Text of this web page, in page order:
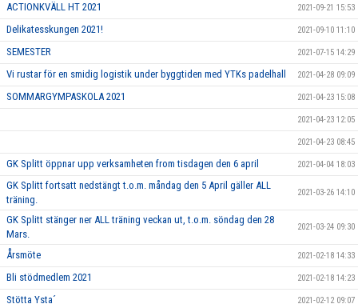
ACTIONKVÄLL HT 2021 2021-09-21 15:53
Delikatesskungen 2021! 2021-09-10 11:10
SEMESTER 2021-07-15 14:29
Vi rustar för en smidig logistik under byggtiden med YTKs padelhall 2021-04-28 09:09
SOMMARGYMPASKOLA 2021 2021-04-23 15:08
2021-04-23 12:05
2021-04-23 08:45
GK Splitt öppnar upp verksamheten from tisdagen den 6 april 2021-04-04 18:03
GK Splitt fortsatt nedstängt t.o.m. måndag den 5 April gäller ALL
träning.
2021-03-26 14:10
GK Splitt stänger ner ALL träning veckan ut, t.o.m. söndag den 28
Mars.
2021-03-24 09:30
Årsmöte 2021-02-18 14:33
Bli stödmedlem 2021 2021-02-18 14:23
Stötta Ysta´ 2021-02-12 09:07